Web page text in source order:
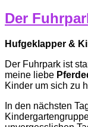
Der
Hufgeklapper &
Der Fuhrpark ist
meine liebe
Kinder um sich zu
In den nächsten